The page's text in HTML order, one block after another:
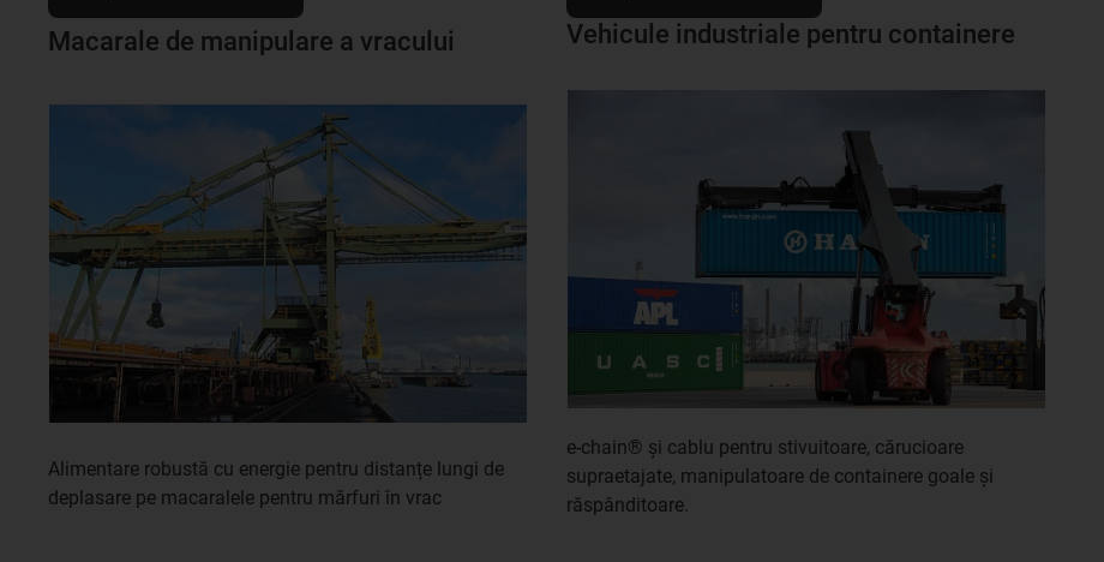
Macarale de manipulare a vracului
Alimentare robustă cu energie pentru distanțe lungi de
deplasare pe macaralele pentru mărfuri în vrac
Vehicule industriale pentru containere
e-chain® și cablu pentru stivuitoare, cărucioare
supraetajate, manipulatoare de containere goale și
răspânditoare.